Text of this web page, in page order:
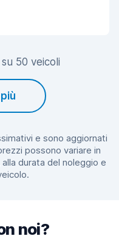
50 veicoli
e sono aggiornati
possono variare in
durata del noleggio e
noi?